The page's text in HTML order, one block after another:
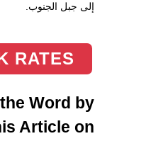
إلى جبل الجنوب.
RATES
Word by
Article on